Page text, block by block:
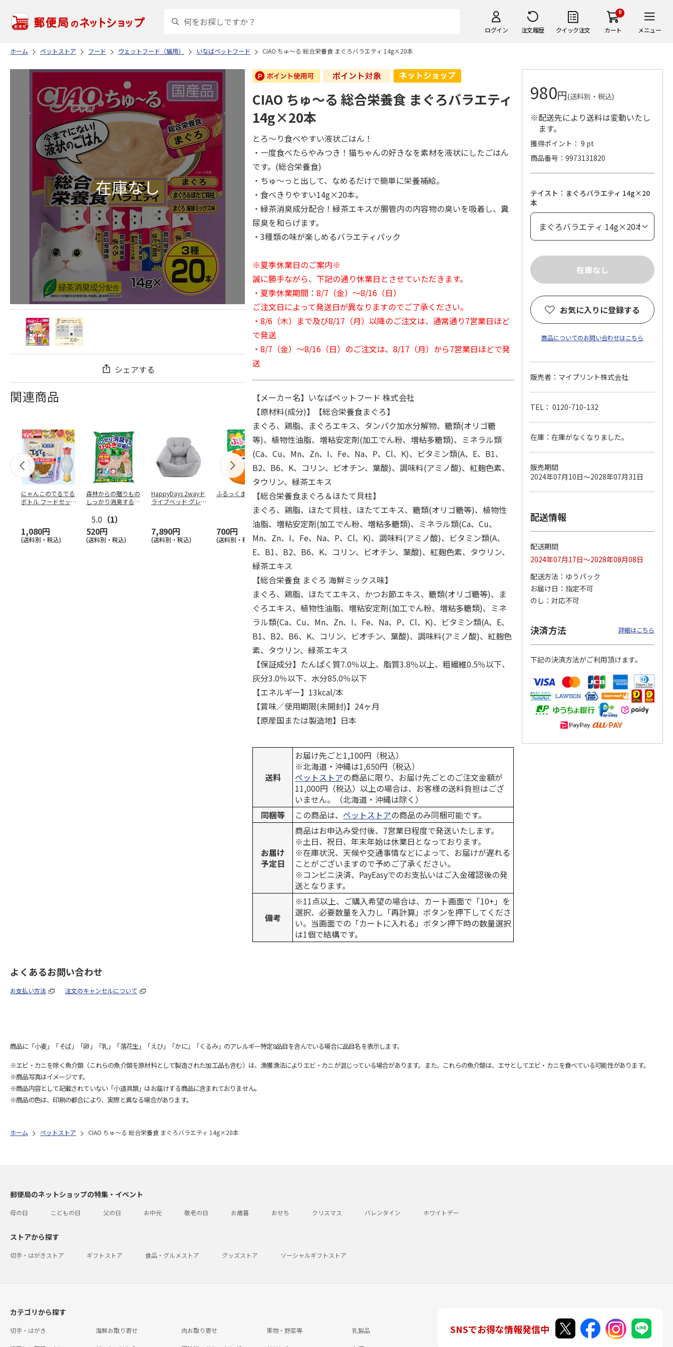
ログイン 注文履歴 クイック注文
0
カート メニュー
ホーム ペットストア フード ウェットフード（猫用） いなばペットフード CIAO ちゅ～る 総合栄養食 まぐろバラエティ 14g×20本
シェアする
関連商品
にゃんこのでるでる
ボトル フードセッ
1,080円
(送料別・税込)
森林からの贈りもの
しっかり消臭するひ
5.0 （1）
520円
(送料別・税込)
HappyDays 2wayド
ライブベッド グレ
7,890円
(送料別・税込)
ふるっくま みかん
700円
(送料別・税込)
デオトイレ 飛び散
らない消臭・抗菌サ
ンド 4L
1,320円
(送料別・税込)
獣医師開発 ニオイ
をとる砂専用 猫ト
イレ ナチュラルグ
1,550円
(送料別・税込)
ぐるぐるボーン型 S
470円
(送料別・税込)
こ用 まぐろ・かつ
120円
(送料別・税込)
ペット線香 虹のか
590円
CIAO 香り立つクラ
380円
CIAO ちゅ～る 総合栄養食 まぐろバラエティ
14g×20本
とろ～り食べやすい液状ごはん！
・一度食べたらやみつき！猫ちゃんの好きなを素材を液状にしたごはん
です。(総合栄養食)
・ちゅ～っと出して、なめるだけで簡単に栄養補給。
・食べきりやすい14g×20本。
・緑茶消臭成分配合！緑茶エキスが腸管内の内容物の臭いを吸着し、糞
尿臭を和らげます。
・3種類の味が楽しめるバラエティパック
※夏季休業日のご案内※
誠に勝手ながら、下記の通り休業日とさせていただきます。
・夏季休業期間：8/7（金）～8/16（日）
ご注文日によって発送日が異なりますのでご了承ください。
・8/6（木）まで及び8/17（月）以降のご注文は、通常通り7営業日ほど
で発送
・8/7（金）～8/16（日）のご注文は、8/17（月）から7営業日ほどで発
送
【メーカー名】いなばペットフード 株式会社
【原材料(成分)】【総合栄養食まぐろ】
まぐろ、鶏脂、まぐろエキス、タンパク加水分解物、糖類(オリゴ糖
等)、植物性油脂、増粘安定剤(加工でん粉、増粘多糖類)、ミネラル類
(Ca、Cu、Mn、Zn、I、Fe、Na、P、Cl、K)、ビタミン類(A、E、B1、
B2、B6、K、コリン、ビオチン、葉酸)、調味料(アミノ酸)、紅麹色素、
タウリン、緑茶エキス
【総合栄養食まぐろ＆ほたて貝柱】
まぐろ、鶏脂、ほたて貝柱、ほたてエキス、糖類(オリゴ糖等)、植物性
油脂、増粘安定剤(加工でん粉、増粘多糖類)、ミネラル類(Ca、Cu、
Mn、Zn、I、Fe、Na、P、Cl、K)、調味料(アミノ酸)、ビタミン類(A、
E、B1、B2、B6、K、コリン、ビオチン、葉酸)、紅麹色素、タウリン、
緑茶エキス
【総合栄養食 まぐろ 海鮮ミックス味】
まぐろ、鶏脂、ほたてエキス、かつお節エキス、糖類(オリゴ糖等)、ま
ぐろエキス、植物性油脂、増粘安定剤(加工でん粉、増粘多糖類)、ミネ
ラル類(Ca、Cu、Mn、Zn、I、Fe、Na、P、Cl、K)、ビタミン類(A、E、
B1、B2、B6、K、コリン、ビオチン、葉酸)、調味料(アミノ酸)、紅麹色
素、タウリン、緑茶エキス
【保証成分】たんぱく質7.0％以上、脂質3.8％以上、粗繊維0.5％以下、
灰分3.0％以下、水分85.0％以下
【エネルギー】13kcal/本
【賞味／使用期限(未開封)】24ヶ月
【原産国または製造地】日本
送料
お届け先ごと1,100円（税込）
※北海道・沖縄は1,650円（税込）
ペットストアの商品に限り、お届け先ごとのご注文金額が
11,000円（税込）以上の場合は、お客様の送料負担はござ
いません。（北海道・沖縄は除く）
同梱等
この商品は、ペットストアの商品のみ同梱可能です。
お届け
予定日
商品はお申込み受付後、7営業日程度で発送いたします。
※土日、祝日、年末年始は休業日となっております。
※在庫状況、天候や交通事情などによって、お届けが遅れる
ことがございますので予めご了承ください。
※コンビニ決済、PayEasyでのお支払いはご入金確認後の発
送となります。
備考
※11点以上、ご購入希望の場合は、カート画面で「10+」を
選択、必要数量を入力し「再計算」ボタンを押下してくださ
い。当画面での「カートに入れる」ボタン押下時の数量選択
は1個で結構です。
980円(送料別・税込)
※配送先により送料は変動いたし
ます。
獲得ポイント： 9 pt
商品番号
9973131820
テイスト：まぐろバラエティ 14g×20
本
お気に入りに登録する
商品についてのお問い合わせはこちら
販売者：マイプリント株式会社
TEL： 0120-710-132
在庫：在庫がなくなりました。
販売期間
2024年07月10日～2028年07月31日
配送情報
配送期間
2024年07月17日～2028年08月08日
配送方法
ゆうパック
お届け日
指定不可
のし
対応不可
決済方法 詳細はこちら
下記の決済方法がご利用頂けます。
よくあるお問い合わせ
お支払い方法 注文のキャンセルについて
商品に「小麦」「そば」「卵」「乳」「落花生」「えび」「かに」「くるみ」のアレルギー特定8品目を含んでいる場合に品目名を表示します。
※エビ・カニを除く魚介類（これらの魚介類を原材料として製造された加工品も含む）は、漁獲漁法によりエビ・カニが混じっている場合があります。また、これらの魚介類は、エサとしてエビ・カニを食べている可能性があります。
※商品写真はイメージです。
※商品内容として記載されていない「小道具類」はお届けする商品に含まれておりません。
※商品の色は、印刷の都合により、実際と異なる場合があります。
ホーム ペットストア CIAO ちゅ～る 総合栄養食 まぐろバラエティ 14g×20本
郵便局のネットショップの特集・イベント
母の日 こどもの日 父の日 お中元 敬老の日 お歳暮 おせち クリスマス バレンタイン ホワイトデー
ストアから探す
切手・はがきストア ギフトストア 食品・グルメストア グッズストア ソーシャルギフトストア
カテゴリから探す
切手・はがき 海鮮お取り寄せ 肉お取り寄せ 果物・野菜等 乳製品 SNSでお得な情報発信中